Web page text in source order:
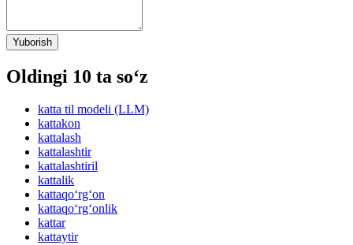
Yuborish
Oldingi 10 ta so‘z
katta til modeli (LLM)
kattakon
kattalash
kattalashtir
kattalashtiril
kattalik
kattaqo‘rg‘on
kattaqo‘rg‘onlik
kattar
kattaytir